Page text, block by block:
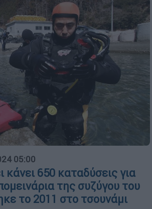
05:00
κάνει 650 καταδύσεις για
της συζύγου του
το 2011 στο τσουνάμι